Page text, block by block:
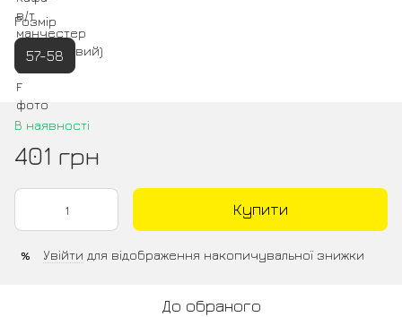
Розмір
57-58
В наявності
401 грн
Купити
% Увійти для відображення накопичувальної знижки
До обраного